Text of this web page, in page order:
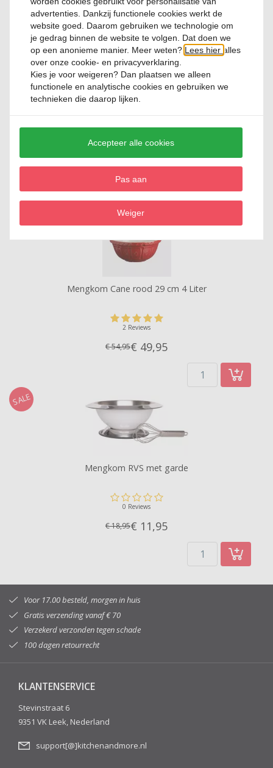
Relevante producten
0 Reviews
€ 13,95
Mengkom Cane rood 29 cm 4 Liter
2 Reviews
€ 54,95€ 49,95
SALE
Mengkom RVS met garde
0 Reviews
€ 18,95€ 11,95
Voor 17.00 besteld, morgen in huis
Gratis verzending vanaf € 70
Verzekerd verzonden tegen schade
100 dagen retourrecht
KLANTENSERVICE
Stevinstraat 6
9351 VK Leek, Nederland
support[@]kitchenandmore.nl
advertenties. Dankzij functionele cookies werkt de
website goed. Daarom gebruiken we technologie om
je gedrag binnen de website te volgen. Dat doen we
op een anonieme manier. Meer weten?Lees hieralles
over onze cookie- en privacyverklaring.
Kies je voorweigeren? Dan plaatsen we alleen
functionele en analytische cookies en gebruiken we
technieken die daarop lijken.
Accepteer alle cookies
Pas aan
Weiger